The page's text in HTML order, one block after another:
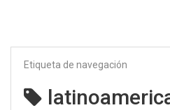
Etiqueta de navegación